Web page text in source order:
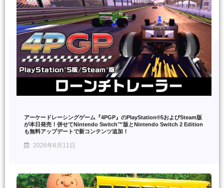
アーケードレーシングゲーム『4PGP』のPlayStation®5およびSteam版
が本日発売！併せてNintendo Switch™版とNintendo Switch 2 Edition
も無料アップデートで新コンテンツ追加！
2026年6月11日